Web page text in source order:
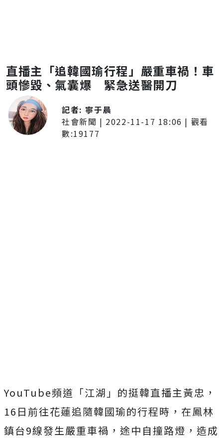
直播主「追韓國瑜行程」嚴重車禍！車
頭慘毀、氣囊爆 緊急送醫開刀
記者: 寧于晨
社會新聞 | 2022-11-17 18:06 | 觀看
數:19177
YouTube頻道「江湖」的挺韓直播主黃忠，
16日前往花蓮追隨韓國瑜的行程時，在鳳林
鎮台9線發生嚴重車禍，途中自撞路燈，造成